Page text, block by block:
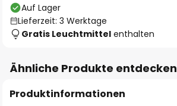
Auf Lager
Lieferzeit: 3 Werktage
Gratis Leuchtmittel enthalten
Ähnliche Produkte entdecken
Produktinformationen